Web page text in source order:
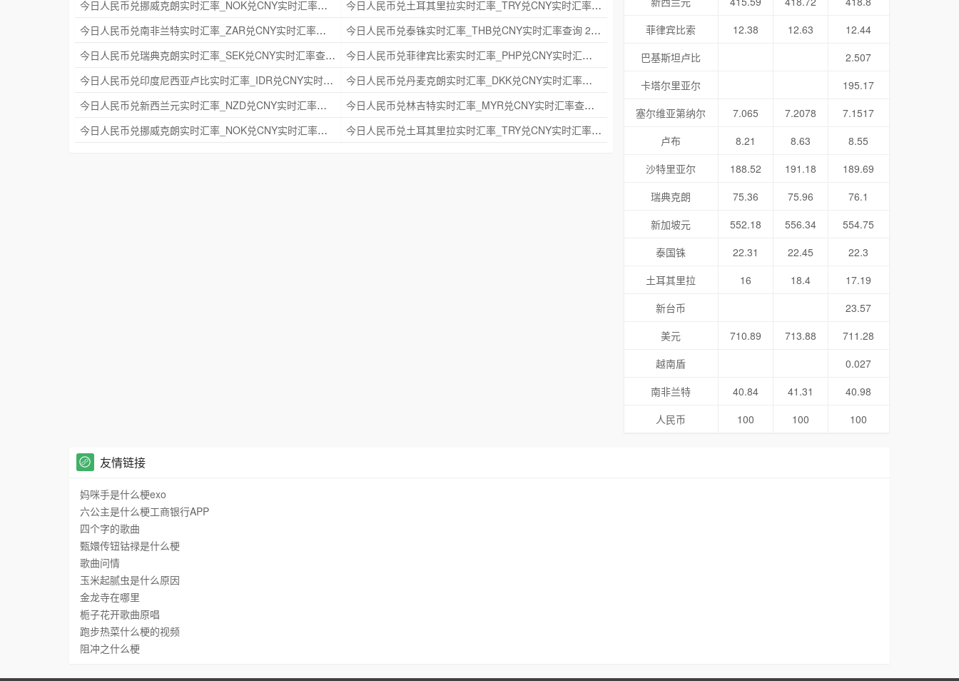
今日人民币兑挪威克朗实时汇率_NOK兑CNY实时汇率查询 2025年09月21日
今日人民币兑土耳其里拉实时汇率_TRY兑CNY实时汇率查询 2025年09月21日
今日人民币兑南非兰特实时汇率_ZAR兑CNY实时汇率查询 2025年09月21日
今日人民币兑泰铢实时汇率_THB兑CNY实时汇率查询 2025年09月21日
今日人民币兑瑞典克朗实时汇率_SEK兑CNY实时汇率查询 2025年09月21日
今日人民币兑菲律宾比索实时汇率_PHP兑CNY实时汇率查询 2025年09月21日
今日人民币兑印度尼西亚卢比实时汇率_IDR兑CNY实时汇率查询 2025年09月21日
今日人民币兑丹麦克朗实时汇率_DKK兑CNY实时汇率查询 2025年09月21日
今日人民币兑新西兰元实时汇率_NZD兑CNY实时汇率查询 2025年09月21日
今日人民币兑林吉特实时汇率_MYR兑CNY实时汇率查询 2025年09月21日
今日人民币兑挪威克朗实时汇率_NOK兑CNY实时汇率查询 2025年09月21日
今日人民币兑土耳其里拉实时汇率_TRY兑CNY实时汇率查询 2025年09月21日
菲律宾比索
12.38 12.63
12.44
巴基斯坦卢比
2.507
卡塔尔里亚尔
195.17
塞尔维亚第纳尔
7.065 7.2078
7.1517
卢布
8.21 8.63
8.55
沙特里亚尔
188.52 191.18
189.69
瑞典克朗
75.36 75.96
76.1
新加坡元
552.18 556.34
554.75
泰国铢
22.31 22.45
22.3
土耳其里拉
16 18.4
17.19
新台币
23.57
美元
710.89 713.88
711.28
越南盾
0.027
南非兰特
40.84 41.31
40.98
人民币
100 100 100
友情链接
妈咪手是什么梗exo
六公主是什么梗工商银行APP
四个字的歌曲
甄嬛传钮钴禄是什么梗
歌曲问情
玉米起腻虫是什么原因
金龙寺在哪里
栀子花开歌曲原唱
跑步热菜什么梗的视频
阻冲之什么梗